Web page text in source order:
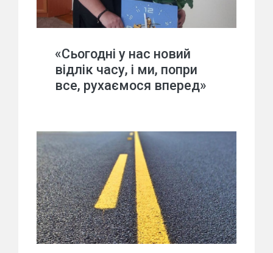
«Сьогодні у нас новий
відлік часу, і ми, попри
все, рухаємося вперед»